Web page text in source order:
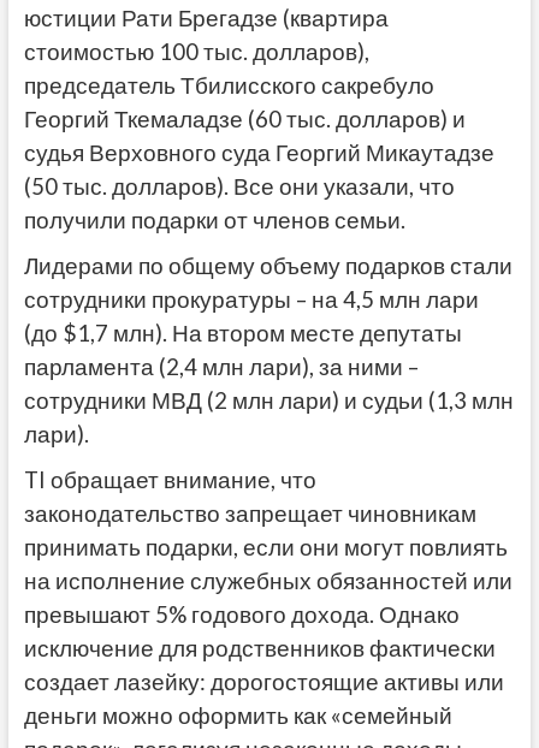
юстиции Рати Брегадзе (квартира
стоимостью 100 тыс. долларов),
председатель Тбилисского сакребуло
Георгий Ткемаладзе (60 тыс. долларов) и
судья Верховного суда Георгий Микаутадзе
(50 тыс. долларов). Все они указали, что
получили подарки от членов семьи.
Лидерами по общему объему подарков стали
сотрудники прокуратуры – на 4,5 млн лари
(до $1,7 млн). На втором месте депутаты
парламента (2,4 млн лари), за ними –
сотрудники МВД (2 млн лари) и судьи (1,3 млн
лари).
TI обращает внимание, что
законодательство запрещает чиновникам
принимать подарки, если они могут повлиять
на исполнение служебных обязанностей или
превышают 5% годового дохода. Однако
исключение для родственников фактически
создает лазейку: дорогостоящие активы или
деньги можно оформить как «семейный